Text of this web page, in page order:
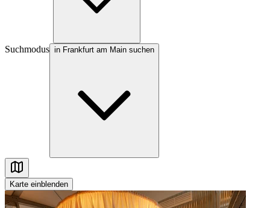
Suchmodus in Frankfurt am Main suchen
Karte einblenden